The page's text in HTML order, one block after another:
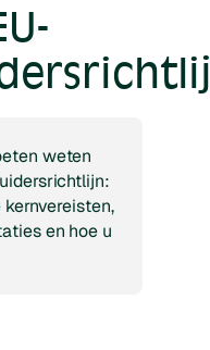
weten
en hoe u